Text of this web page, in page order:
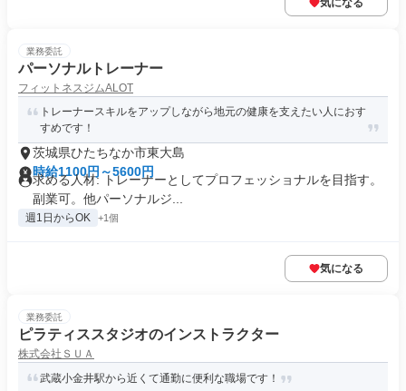
気になる
業務委託
パーソナルトレーナー
フィットネスジムALOT
トレーナースキルをアップしながら地元の健康を支えたい人におす
すめです！
茨城県ひたちなか市東大島
時給1100円～5600円
求める人材: トレーナーとしてプロフェッショナルを目指す。
副業可。他パーソナルジ...
週1日からOK +1個
気になる
業務委託
ピラティススタジオのインストラクター
株式会社ＳＵＡ
武蔵小金井駅から近くて通勤に便利な職場です！